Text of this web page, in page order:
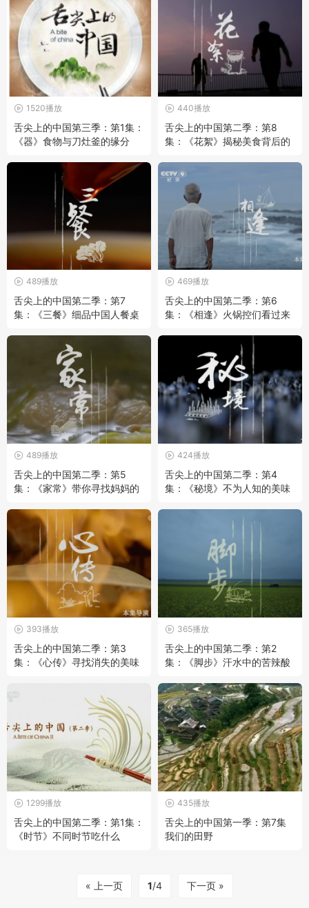
1520播放
舌尖上的中国第三季：第1集：
《器》食物与刀灶釜的缘分
440播放
舌尖上的中国第二季：第8
集：《花絮》揭秘美食背后的
489播放
舌尖上的中国第二季：第7
集：《三餐》细品中国人餐桌
469播放
舌尖上的中国第二季：第6
集：《相逢》火锅控们看过来
489播放
舌尖上的中国第二季：第5
集：《家常》带你寻找妈妈的
424播放
舌尖上的中国第二季：第4
集：《秘境》不为人知的美味
393播放
舌尖上的中国第二季：第3
集：《心传》寻找消失的美味
365播放
舌尖上的中国第二季：第2
集：《脚步》汗水中的苦辣酸
1299播放
舌尖上的中国第二季：第1集：
《时节》不同时节吃什么
435播放
舌尖上的中国第一季：第7集
我们的田野
« 上一页 1/4 下一页 »